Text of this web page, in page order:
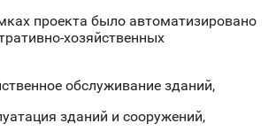
проекта было автоматизировано
хозяйственных
обслуживание зданий,
зданий и сооружений,